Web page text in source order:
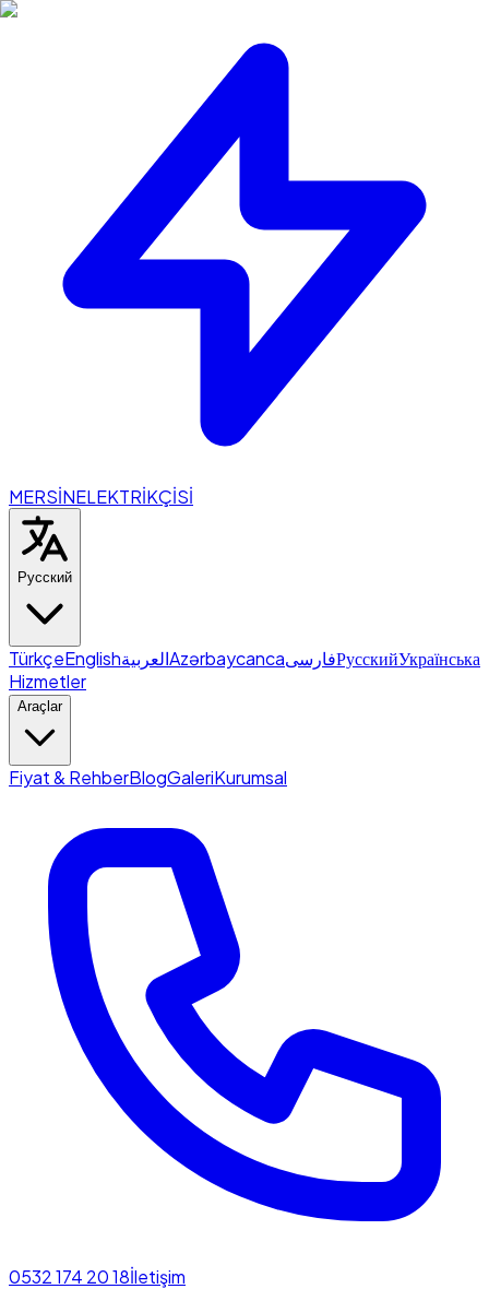
MERSİNELEKTRİKÇİSİ
Русский
TürkçeEnglishالعربيةAzərbaycancaفارسیРусскийУкраїнська
Hizmetler
Araçlar
Fiyat & RehberBlogGaleriKurumsal
0532 174 20 18İletişim